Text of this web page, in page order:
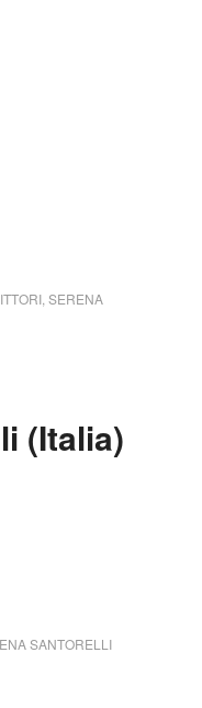
, SERENA
(Italia)
SANTORELLI